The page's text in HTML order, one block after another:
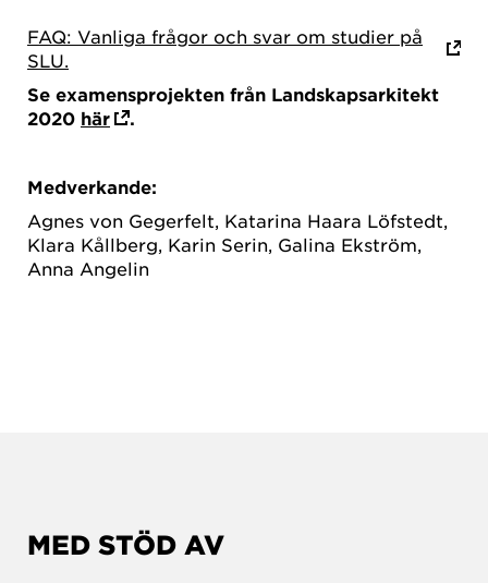
FAQ: Vanliga frågor och svar om studier på
SLU.
Se examensprojekten från Landskapsarkitekt
2020 här .
Medverkande:
Agnes von Gegerfelt, Katarina Haara Löfstedt,
Klara Kållberg, Karin Serin, Galina Ekström,
Anna Angelin
MED STÖD AV